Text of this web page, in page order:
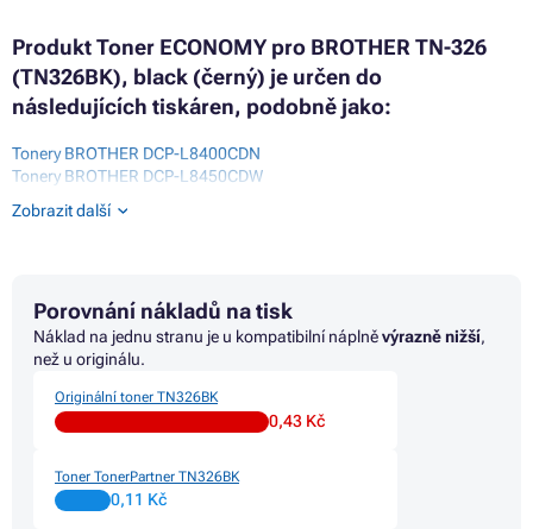
Produkt Toner ECONOMY pro BROTHER TN-326
(TN326BK), black (černý) je určen do
následujících tiskáren, podobně jako:
Tonery BROTHER DCP-L8400CDN
Tonery BROTHER DCP-L8450CDW
Tonery BROTHER HL-L8250CDN
Tonery BROTHER HL-L8350 SERIES
Tonery BROTHER MFC-L8600CDW
Tonery BROTHER MFC-L8650CDW
Tonery BROTHER MFC-L8850CDW
Zobrazit další
Porovnání nákladů na tisk
Náklad na jednu stranu je u kompatibilní náplněvýrazně nižší,
než u originálu.
Originální toner TN326BK
0,43 Kč
Toner TonerPartner TN326BK
0,11 Kč